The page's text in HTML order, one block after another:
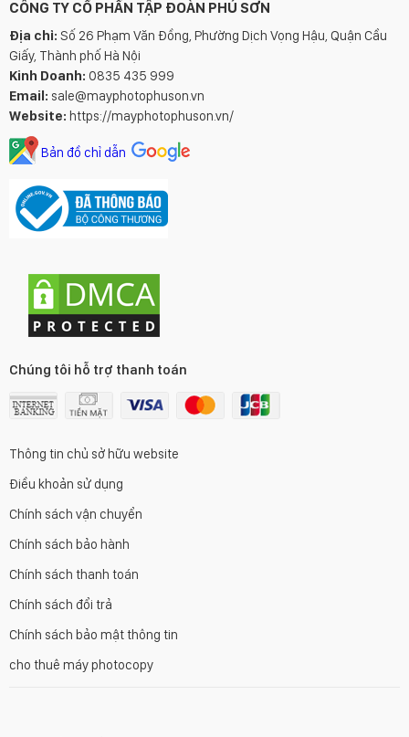
CÔNG TY CỔ PHẦN TẬP ĐOÀN PHÚ SƠN
Địa chỉ: Số 26 Phạm Văn Đồng, Phường Dịch Vọng Hậu, Quận Cầu
Giấy, Thành phố Hà Nội
Kinh Doanh: 0835 435 999
Email: sale@mayphotophuson.vn
Website: https://mayphotophuson.vn/
Bản đồ chỉ dẫn
Chúng tôi hỗ trợ thanh toán
Thông tin chủ sở hữu website
Điều khoản sử dụng
Chính sách vận chuyển
Chính sách bảo hành
Chính sách thanh toán
Chính sách đổi trả
Chính sách bảo mật thông tin
cho thuê máy photocopy